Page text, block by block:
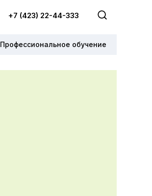
+7 (423) 22-44-333
Профессиональное обучение
+7 (423) 22-44-333
Профессиональное обучение